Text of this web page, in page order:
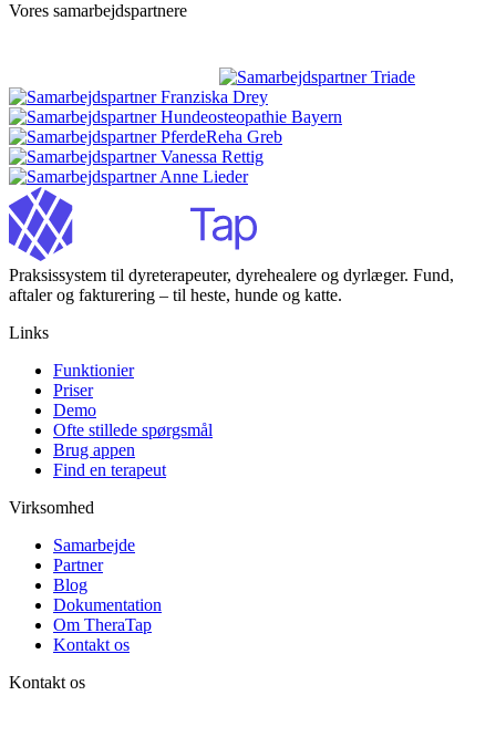
Vores samarbejdspartnere
Praksissystem til dyreterapeuter, dyrehealere og dyrlæger. Fund,
aftaler og fakturering – til heste, hunde og katte.
Links
Funktionier
Priser
Demo
Ofte stillede spørgsmål
Brug appen
Find en terapeut
Virksomhed
Samarbejde
Partner
Blog
Dokumentation
Om TheraTap
Kontakt os
Kontakt os